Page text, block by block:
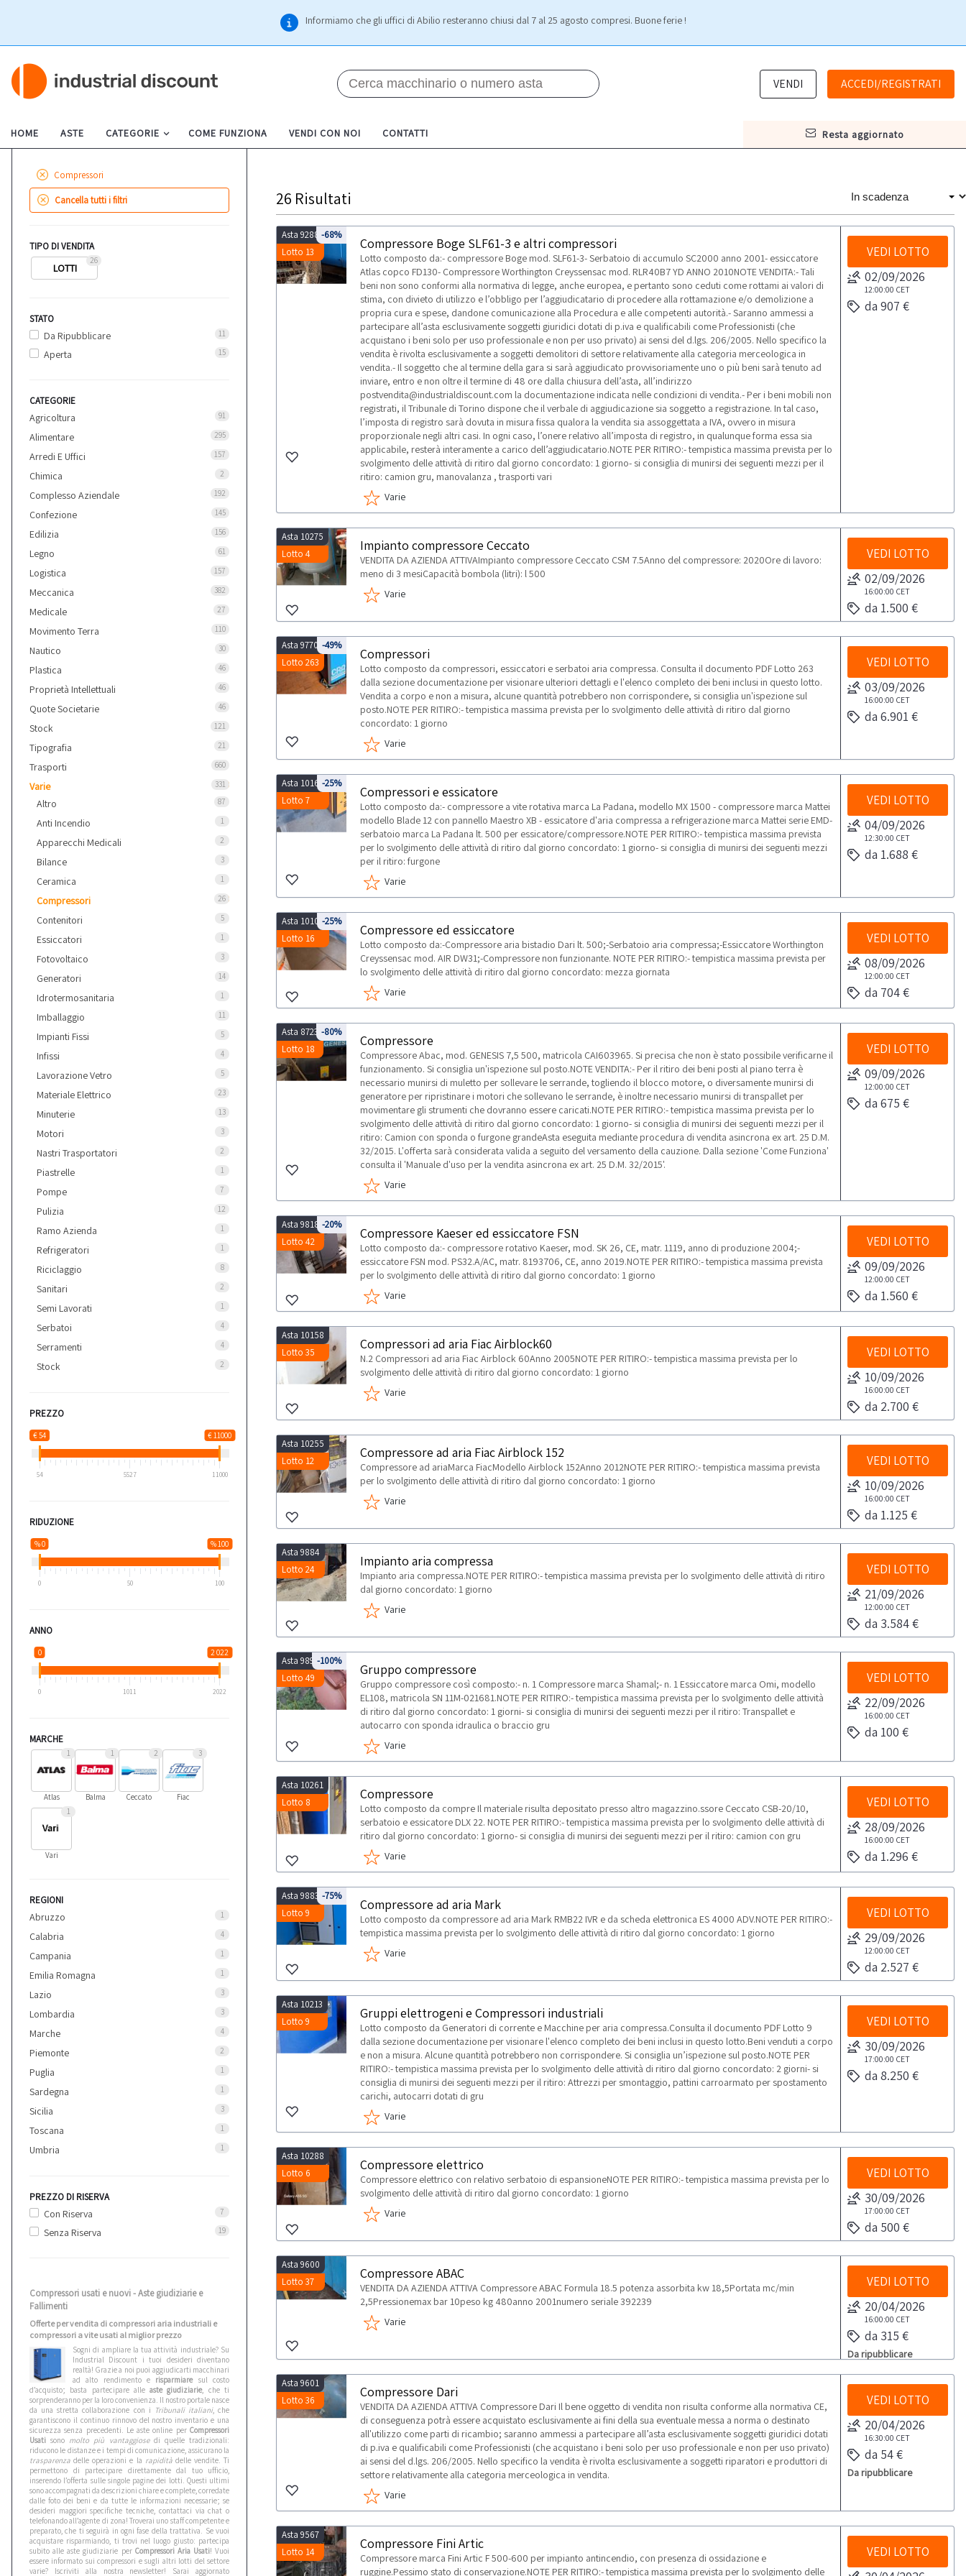
Informiamo che gli uffici di Abilio resteranno chiusi dal 7 al 25 agosto compresi. Buone ferie !
VENDI ACCEDI/REGISTRATI
HOME ASTE CATEGORIE COME FUNZIONA VENDI CON NOI CONTATTI resta aggiornato
Compressori
Cancella tutti i filtri
TIPO DI VENDITA
26
LOTTI
STATO
Da Ripubblicare 11
Aperta 15
CATEGORIE
Agricoltura 91
Alimentare 295
Arredi E Uffici 157
Chimica 2
Complesso Aziendale 192
Confezione 145
Edilizia 156
Legno 61
Logistica 157
Meccanica 382
Medicale 27
Movimento Terra 110
Nautico 30
Plastica 46
Proprietà Intellettuali 46
Quote Societarie 46
Stock 121
Tipografia 21
Trasporti 660
Varie 331
Altro 87
Anti Incendio 1
Apparecchi Medicali 2
Bilance 3
Ceramica 1
Compressori 26
Contenitori 5
Essiccatori 1
Fotovoltaico 3
Generatori 14
Idrotermosanitaria 1
Imballaggio 11
Impianti Fissi 5
Infissi 4
Lavorazione Vetro 5
Materiale Elettrico 23
Minuterie 13
Motori 3
Nastri Trasportatori 2
Piastrelle 1
Pompe 7
Pulizia 12
Ramo Azienda 1
Refrigeratori 1
Riciclaggio 8
Sanitari 2
Semi Lavorati 1
Serbatoi 4
Serramenti 4
Stock 2
PREZZO
€ 54 € 11000
54 5527 11000
RIDUZIONE
% 0 % 100
0 50 100
ANNO
0 2 022
0 1011 2022
MARCHE
1
Atlas
1
Balma
2
Ceccato
3
Fiac
1
Vari
REGIONI
Abruzzo 1
Calabria 4
Campania 1
Emilia Romagna 1
Lazio 3
Lombardia 3
Marche 4
Piemonte 2
Puglia 1
Sardegna 1
Sicilia 3
Toscana 1
Umbria 1
PREZZO DI RISERVA
Con Riserva 7
Senza Riserva 19
Compressori usati e nuovi - Aste giudiziarie e
Fallimenti
Offerte per vendita di compressori aria industriali e
compressori a vite usati al miglior prezzo
Sogni di ampliare la tua attività industriale? Su
Industrial Discount i tuoi desideri diventano
realtà! Grazie a noi puoi aggiudicarti macchinari
ad alto rendimento e risparmiaresul costo
d’acquisto; basta partecipare alleaste giudiziarie, che ti
sorprenderanno per la loro convenienza. Il nostro portale nasce
da una stretta collaborazione con i Tribunali italiani, che
garantiscono il continuo rinnovo del nostro inventario e una
sicurezza senza precedenti. Le aste online per Compressori
Usati sono molto più vantaggiosedi quelle tradizionali:
riducono le distanze e i tempi di comunicazione, assicurano la
trasparenza delle operazioni e la rapiditàdelle vendite. Ti
permettono di partecipare direttamente dal tuo ufficio,
inserendo l’offerta sulle singole pagine dei lotti. Questi ultimi
sono accompagnati da descrizioni chiare e complete, corredate
dalle foto dei beni e da tutte le informazioni necessarie; se
desideri maggiori specifiche tecniche, contattaci via chat o
telefonando all’agente di zona! Troverai uno staff competente e
preparato, che ti seguirà in ogni fase della trattativa. Se vuoi
acquistare risparmiando, ti trovi nel luogo giusto: partecipa
subito alle aste giudiziarie per Compressori Aria Usati! Vuoi
essere informato sui compressori e sugli altri lotti del settore
varie? Iscriviti alla nostra newsletter! Sarai aggiornato
26 Risultati
Asta 9288
Lotto 13
-68%
Compressore Boge SLF61-3 e altri compressori
Lotto composto da:- compressore Boge mod. SLF61-3- Serbatoio di accumulo SC2000 anno 2001- essiccatore
Atlas copco FD130- Compressore Worthington Creyssensac mod. RLR40B7 YD ANNO 2010NOTE VENDITA:- Tali
beni non sono conformi alla normativa di legge, anche europea, e pertanto sono ceduti come rottami ai valori di
stima, con divieto di utilizzo e l’obbligo per l’aggiudicatario di procedere alla rottamazione e/o demolizione a
propria cura e spese, dandone comunicazione alla Procedura e alle competenti autorità.- Saranno ammessi a
partecipare all’asta esclusivamente soggetti giuridici dotati di p.iva e qualificabili come Professionisti (che
acquistano i beni solo per uso professionale e non per uso privato) ai sensi del d.lgs. 206/2005. Nello specifico la
vendita è rivolta esclusivamente a soggetti demolitori di settore relativamente alla categoria merceologica in
vendita.- Il soggetto che al termine della gara si sarà aggiudicato provvisoriamente uno o più beni sarà tenuto ad
inviare, entro e non oltre il termine di 48 ore dalla chiusura dell’asta, all’indirizzo
postvendita@industrialdiscount.com la documentazione indicata nelle condizioni di vendita.- Per i beni mobili non
registrati, il Tribunale di Torino dispone che il verbale di aggiudicazione sia soggetto a registrazione. In tal caso,
l’imposta di registro sarà dovuta in misura fissa qualora la vendita sia assoggettata a IVA, ovvero in misura
proporzionale negli altri casi. In ogni caso, l’onere relativo all’imposta di registro, in qualunque forma essa sia
applicabile, resterà interamente a carico dell’aggiudicatario.NOTE PER RITIRO:- tempistica massima prevista per lo
svolgimento delle attività di ritiro dal giorno concordato: 1 giorno- si consiglia di munirsi dei seguenti mezzi per il
ritiro: camion gru, manovalanza , trasporti vari
Varie
VEDI LOTTO
02/09/2026
12:00:00 CET
da 907 €
Asta 10275
Lotto 4
Impianto compressore Ceccato
VENDITA DA AZIENDA ATTIVAImpianto compressore Ceccato CSM 7.5Anno del compressore: 2020Ore di lavoro:
meno di 3 mesiCapacità bombola (litri): l 500
Varie
VEDI LOTTO
02/09/2026
16:00:00 CET
da 1.500 €
Asta 9770
Lotto 263
-49%
Compressori
Lotto composto da compressori, essiccatori e serbatoi aria compressa. Consulta il documento PDF Lotto 263
dalla sezione documentazione per visionare ulteriori dettagli e l'elenco completo dei beni inclusi in questo lotto.
Vendita a corpo e non a misura, alcune quantità potrebbero non corrispondere, si consiglia un'ispezione sul
posto.NOTE PER RITIRO:- tempistica massima prevista per lo svolgimento delle attività di ritiro dal giorno
concordato: 1 giorno
Varie
VEDI LOTTO
03/09/2026
16:00:00 CET
da 6.901 €
Asta 10165
Lotto 7
-25%
Compressori e essicatore
Lotto composto da:- compressore a vite rotativa marca La Padana, modello MX 1500 - compressore marca Mattei
modello Blade 12 con pannello Maestro XB - essicatore d'aria compressa a refrigerazione marca Mattei serie EMD-
serbatoio marca La Padana lt. 500 per essicatore/compressore.NOTE PER RITIRO:- tempistica massima prevista
per lo svolgimento delle attività di ritiro dal giorno concordato: 1 giorno- si consiglia di munirsi dei seguenti mezzi
per il ritiro: furgone
Varie
VEDI LOTTO
04/09/2026
12:30:00 CET
da 1.688 €
Asta 10108
Lotto 16
-25%
Compressore ed essiccatore
Lotto composto da:-Compressore aria bistadio Dari lt. 500;-Serbatoio aria compressa;-Essiccatore Worthington
Creyssensac mod. AIR DW31;-Compressore non funzionante. NOTE PER RITIRO:- tempistica massima prevista per
lo svolgimento delle attività di ritiro dal giorno concordato: mezza giornata
Varie
VEDI LOTTO
08/09/2026
12:00:00 CET
da 704 €
Asta 8723
Lotto 18
-80%
Compressore
Compressore Abac, mod. GENESIS 7,5 500, matricola CAI603965. Si precisa che non è stato possibile verificarne il
funzionamento. Si consiglia un'ispezione sul posto.NOTE VENDITA:- Per il ritiro dei beni posti al piano terra è
necessario munirsi di muletto per sollevare le serrande, togliendo il blocco motore, o diversamente munirsi di
generatore per ripristinare i motori che sollevano le serrande, è inoltre necessario munirsi di transpallet per
movimentare gli strumenti che dovranno essere caricati.NOTE PER RITIRO:- tempistica massima prevista per lo
svolgimento delle attività di ritiro dal giorno concordato: 1 giorno- si consiglia di munirsi dei seguenti mezzi per il
ritiro: Camion con sponda o furgone grandeAsta eseguita mediante procedura di vendita asincrona ex art. 25 D.M.
32/2015. L'offerta sarà considerata valida a seguito del versamento della cauzione. Dalla sezione 'Come Funziona'
consulta il 'Manuale d'uso per la vendita asincrona ex art. 25 D.M. 32/2015'.
Varie
VEDI LOTTO
09/09/2026
12:00:00 CET
da 675 €
Asta 9818
Lotto 42
-20%
Compressore Kaeser ed essiccatore FSN
Lotto composto da:- compressore rotativo Kaeser, mod. SK 26, CE, matr. 1119, anno di produzione 2004;-
essiccatore FSN mod. PS32.A/AC, matr. 8193706, CE, anno 2019.NOTE PER RITIRO:- tempistica massima prevista
per lo svolgimento delle attività di ritiro dal giorno concordato: 1 giorno
Varie
VEDI LOTTO
09/09/2026
12:00:00 CET
da 1.560 €
Asta 10158
Lotto 35
Compressori ad aria Fiac Airblock60
N.2 Compressori ad aria Fiac Airblock 60Anno 2005NOTE PER RITIRO:- tempistica massima prevista per lo
svolgimento delle attività di ritiro dal giorno concordato: 1 giorno
Varie
VEDI LOTTO
10/09/2026
16:00:00 CET
da 2.700 €
Asta 10255
Lotto 12
Compressore ad aria Fiac Airblock 152
Compressore ad ariaMarca FiacModello Airblock 152Anno 2012NOTE PER RITIRO:- tempistica massima prevista
per lo svolgimento delle attività di ritiro dal giorno concordato: 1 giorno
Varie
VEDI LOTTO
10/09/2026
16:00:00 CET
da 1.125 €
Asta 9884
Lotto 24
Impianto aria compressa
Impianto aria compressa.NOTE PER RITIRO:- tempistica massima prevista per lo svolgimento delle attività di ritiro
dal giorno concordato: 1 giorno
Varie
VEDI LOTTO
21/09/2026
12:00:00 CET
da 3.584 €
Asta 9898
Lotto 49
-100%
Gruppo compressore
Gruppo compressore così composto:- n. 1 Compressore marca Shamal;- n. 1 Essiccatore marca Omi, modello
EL108, matricola SN 11M-021681.NOTE PER RITIRO:- tempistica massima prevista per lo svolgimento delle attività
di ritiro dal giorno concordato: 1 giorni- si consiglia di munirsi dei seguenti mezzi per il ritiro: Transpallet e
autocarro con sponda idraulica o braccio gru
Varie
VEDI LOTTO
22/09/2026
16:00:00 CET
da 100 €
Asta 10261
Lotto 8
Compressore
Lotto composto da compre Il materiale risulta depositato presso altro magazzino.ssore Ceccato CSB-20/10,
serbatoio e essicatore DLX 22. NOTE PER RITIRO:- tempistica massima prevista per lo svolgimento delle attività di
ritiro dal giorno concordato: 1 giorno- si consiglia di munirsi dei seguenti mezzi per il ritiro: camion con gru
Varie
VEDI LOTTO
28/09/2026
16:00:00 CET
da 1.296 €
Asta 9883
Lotto 9
-75%
Compressore ad aria Mark
Lotto composto da compressore ad aria Mark RMB22 IVR e da scheda elettronica ES 4000 ADV.NOTE PER RITIRO:-
tempistica massima prevista per lo svolgimento delle attività di ritiro dal giorno concordato: 1 giorno
Varie
VEDI LOTTO
29/09/2026
12:00:00 CET
da 2.527 €
Asta 10213
Lotto 9
Gruppi elettrogeni e Compressori industriali
Lotto composto da Generatori di corrente e Macchine per aria compressa.Consulta il documento PDF Lotto 9
dalla sezione documentazione per visionare l'elenco completo dei beni inclusi in questo lotto.Beni venduti a corpo
e non a misura. Alcune quantità potrebbero non corrispondere. Si consiglia un’ispezione sul posto.NOTE PER
RITIRO:- tempistica massima prevista per lo svolgimento delle attività di ritiro dal giorno concordato: 2 giorni- si
consiglia di munirsi dei seguenti mezzi per il ritiro: Attrezzi per smontaggio, pattini carroarmato per spostamento
carichi, autocarri dotati di gru
Varie
VEDI LOTTO
30/09/2026
17:00:00 CET
da 8.250 €
Asta 10288
Lotto 6
Compressore elettrico
Compressore elettrico con relativo serbatoio di espansioneNOTE PER RITIRO:- tempistica massima prevista per lo
svolgimento delle attività di ritiro dal giorno concordato: 1 giorno
Varie
VEDI LOTTO
30/09/2026
17:00:00 CET
da 500 €
Asta 9600
Lotto 37
Compressore ABAC
VENDITA DA AZIENDA ATTIVA Compressore ABAC Formula 18.5 potenza assorbita kw 18,5Portata mc/min
2,5Pressionemax bar 10peso kg 480anno 2001numero seriale 392239
Varie
VEDI LOTTO
20/04/2026
16:00:00 CET
da 315 €
Da ripubblicare
Asta 9601
Lotto 36
Compressore Dari
VENDITA DA AZIENDA ATTIVA Compressore Dari Il bene oggetto di vendita non risulta conforme alla normativa CE,
di conseguenza potrà essere acquistato esclusivamente ai fini della sua eventuale messa a norma o destinato
all'utilizzo come parti di ricambio; saranno ammessi a partecipare all’asta esclusivamente soggetti giuridici dotati
di p.iva e qualificabili come Professionisti (che acquistano i beni solo per uso professionale e non per uso privato)
ai sensi del d.lgs. 206/2005. Nello specifico la vendita è rivolta esclusivamente a soggetti riparatori e produttori di
settore relativamente alla categoria merceologica in vendita.
Varie
VEDI LOTTO
20/04/2026
16:30:00 CET
da 54 €
Da ripubblicare
Asta 9567
Lotto 14
Compressore Fini Artic
Compressore marca Fini Artic F 500-600 per impianto antincendio, con presenza di ossidazione e
ruggine.Pessimo stato di conservazione.NOTE PER RITIRO:- tempistica massima prevista per lo svolgimento delle
VEDI LOTTO